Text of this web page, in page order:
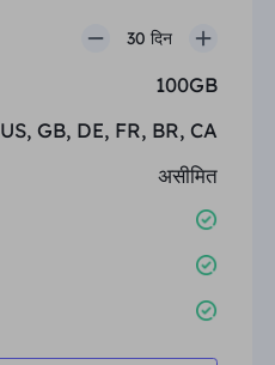
30 दिन
100GB
US, GB, DE, FR, BR, CA
असीमित